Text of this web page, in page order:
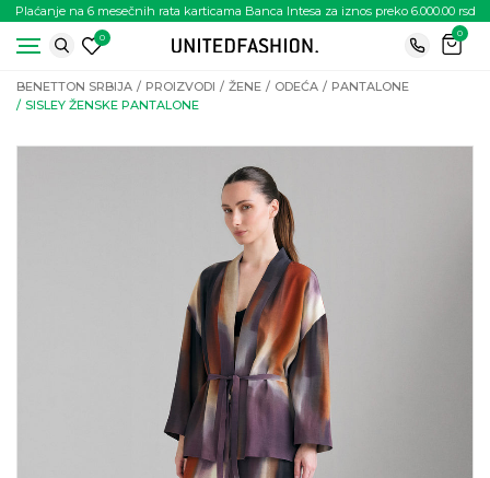
Plaćanje na 6 mesečnih rata karticama Banca Intesa za iznos preko 6.000.00 rsd
0
0
BENETTON SRBIJA PROIZVODI ŽENE ODEĆA
PANTALONE
SISLEY ŽENSKE PANTALONE